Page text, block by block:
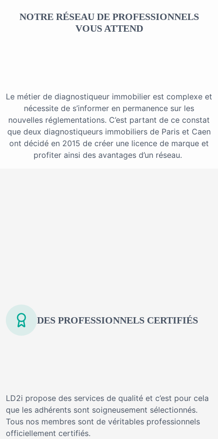
NOTRE RÉSEAU DE PROFESSIONNELS
VOUS ATTEND
Le métier de diagnostiqueur immobilier est complexe et
nécessite de s’informer en permanence sur les
nouvelles réglementations. C’est partant de ce constat
que deux diagnostiqueurs immobiliers de Paris et Caen
ont décidé en 2015 de créer une licence de marque et
profiter ainsi des avantages d’un réseau.
DES PROFESSIONNELS CERTIFIÉS
LD2i propose des services de qualité et c’est pour cela
que les adhérents sont soigneusement sélectionnés.
Tous nos membres sont de véritables professionnels
officiellement certifiés.